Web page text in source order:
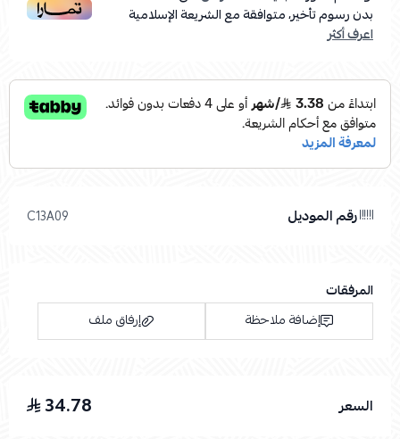
بدون رسوم تأخير، متوافقة مع الشريعة الإسلامية
اعرف أكثر
رقم الموديل C13A09
المرفقات
إضافة ملاحظة
إرفاق ملف
السعر 34.78